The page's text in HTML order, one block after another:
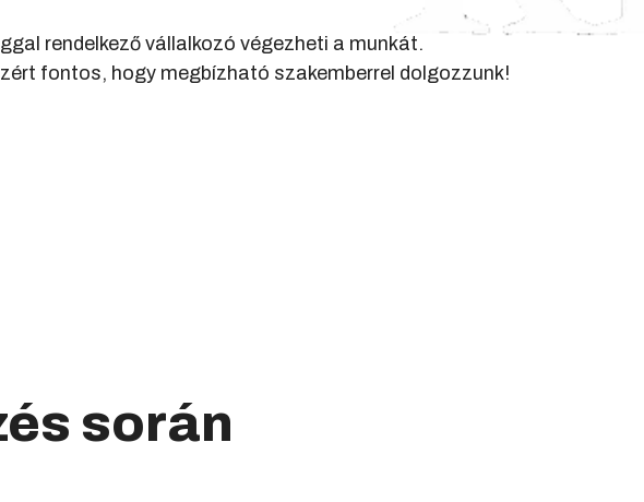
rendelkező vállalkozó végezheti a munkát.
fontos, hogy megbízható szakemberrel dolgozzunk!
során